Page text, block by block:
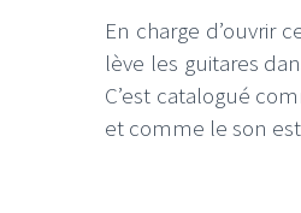
En charge d’ouvrir
lève les guitares
C’est catalogué
et comme le son